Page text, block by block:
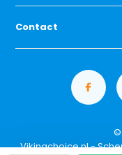
Contact
©
Vikingchoice.nl -